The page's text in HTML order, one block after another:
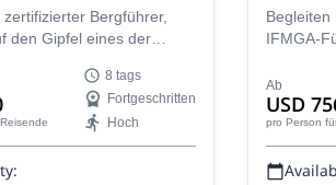
Bergführer,
den Gipfel eines der
8-tägigen
Cerro Plata von Mendoza
8 tags
Fortgeschritten
Hoch
Begleiten
IFMGA-
Gipfel
Ab
USD
pro Person